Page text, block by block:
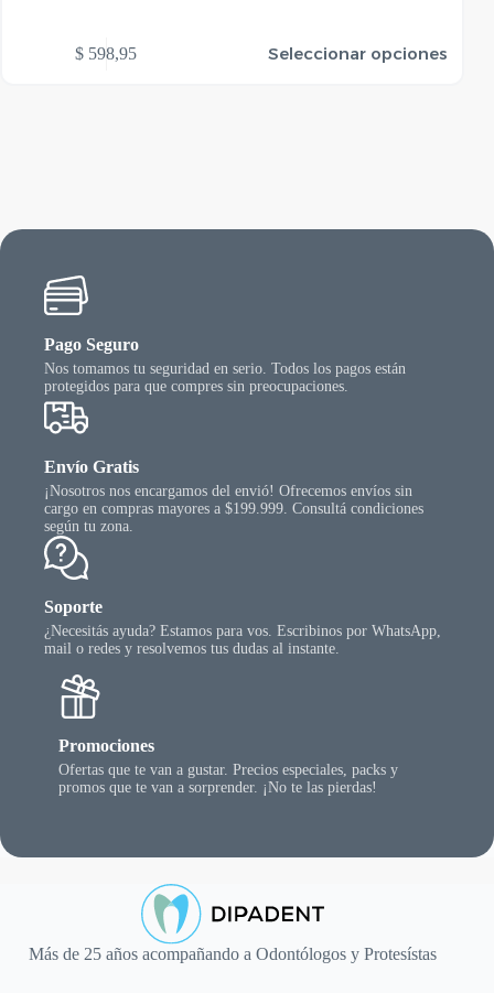
$ 598,95 Seleccionar opciones
Pago Seguro
Nos tomamos tu seguridad en serio. Todos los pagos están
protegidos para que compres sin preocupaciones.
Envío Gratis
¡Nosotros nos encargamos del envió! Ofrecemos envíos sin
cargo en compras mayores a $199.999. Consultá condiciones
según tu zona.
Soporte
¿Necesitás ayuda? Estamos para vos. Escribinos por WhatsApp,
mail o redes y resolvemos tus dudas al instante.
Promociones
Ofertas que te van a gustar. Precios especiales, packs y
promos que te van a sorprender. ¡No te las pierdas!
Más de 25 años acompañando a Odontólogos y Protesístas